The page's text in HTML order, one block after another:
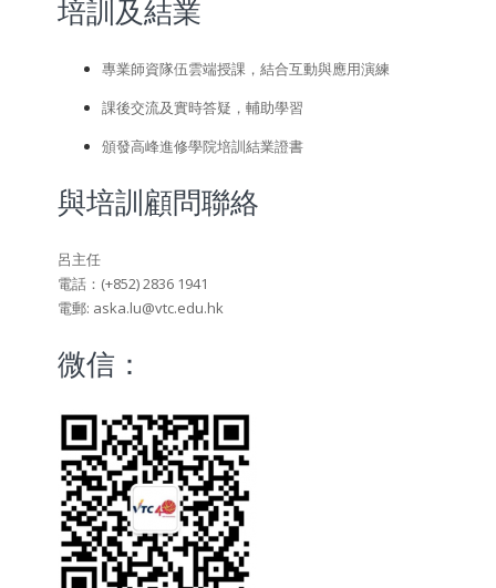
培訓及結業
專業師資隊伍雲端授課，結合互動與應用演練
課後交流及實時答疑，輔助學習
頒發高峰進修學院培訓結業證書
與培訓顧問聯絡
呂主任
電話：(+852) 2836 1941
電郵: aska.lu@vtc.edu.hk
微信：